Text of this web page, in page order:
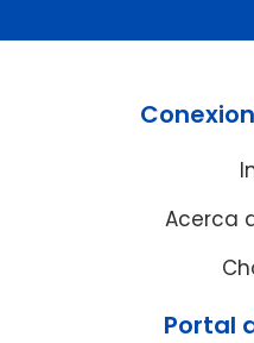
Acerca
Portal